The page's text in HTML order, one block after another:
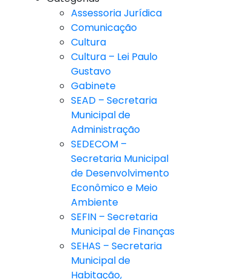
Assessoria Jurídica
Comunicação
Cultura
Cultura – Lei Paulo
Gustavo
Gabinete
SEAD – Secretaria
Municipal de
Administração
SEDECOM –
Secretaria Municipal
de Desenvolvimento
Econômico e Meio
Ambiente
SEFIN – Secretaria
Municipal de Finanças
SEHAS – Secretaria
Municipal de
Habitação,